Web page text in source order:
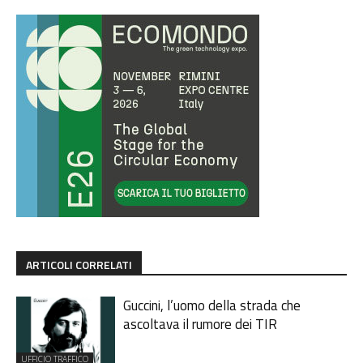
ARTICOLI CORRELATI
UFFICIO TRAFFICO
Guccini, l’uomo della strada che
ascoltava il rumore dei TIR